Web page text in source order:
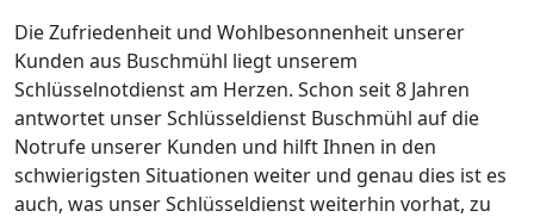
Die Zufriedenheit und Wohlbesonnenheit unserer
Kunden aus Buschmühl liegt unserem
Schlüsselnotdienst am Herzen. Schon seit 8 Jahren
antwortet unser Schlüsseldienst Buschmühl auf die
Notrufe unserer Kunden und hilft Ihnen in den
schwierigsten Situationen weiter und genau dies ist es
auch, was unser Schlüsseldienst weiterhin vorhat, zu